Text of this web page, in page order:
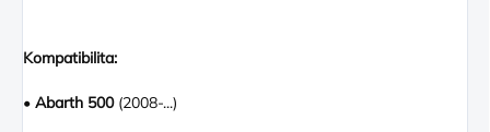
Kompatibilita:
• Abarth 500(2008-...)